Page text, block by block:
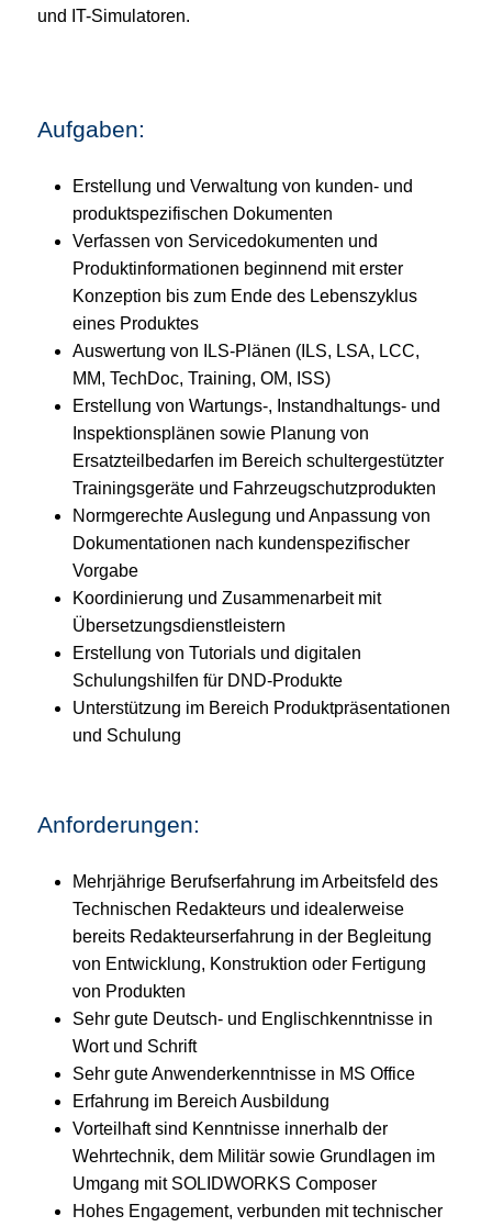
und IT-Simulatoren.
Aufgaben:
Erstellung und Verwaltung von kunden- und
produktspezifischen Dokumenten
Verfassen von Servicedokumenten und
Produktinformationen beginnend mit erster
Konzeption bis zum Ende des Lebenszyklus
eines Produktes
Auswertung von ILS-Plänen (ILS, LSA, LCC,
MM, TechDoc, Training, OM, ISS)
Erstellung von Wartungs-, Instandhaltungs- und
Inspektionsplänen sowie Planung von
Ersatzteilbedarfen im Bereich schultergestützter
Trainingsgeräte und Fahrzeugschutzprodukten
Normgerechte Auslegung und Anpassung von
Dokumentationen nach kundenspezifischer
Vorgabe
Koordinierung und Zusammenarbeit mit
Übersetzungsdienstleistern
Erstellung von Tutorials und digitalen
Schulungshilfen für DND-Produkte
Unterstützung im Bereich Produktpräsentationen
und Schulung
Anforderungen:
Mehrjährige Berufserfahrung im Arbeitsfeld des
Technischen Redakteurs und idealerweise
bereits Redakteurserfahrung in der Begleitung
von Entwicklung, Konstruktion oder Fertigung
von Produkten
Sehr gute Deutsch- und Englischkenntnisse in
Wort und Schrift
Sehr gute Anwenderkenntnisse in MS Office
Erfahrung im Bereich Ausbildung
Vorteilhaft sind Kenntnisse innerhalb der
Wehrtechnik, dem Militär sowie Grundlagen im
Umgang mit SOLIDWORKS Composer
Hohes Engagement, verbunden mit technischer